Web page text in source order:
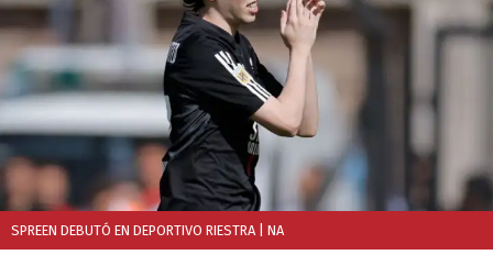
SPREEN DEBUTÓ EN DEPORTIVO RIESTRA | NA